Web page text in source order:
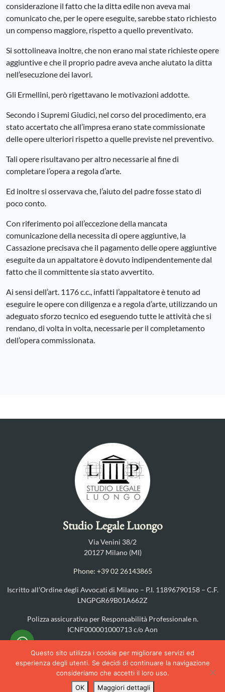
considerazione il fatto che la ditta edile non aveva mai
comunicato che, per le opere eseguite, sarebbe stato richiesto
un compenso maggiore, rispetto a quello preventivato.
Si sottolineava inoltre, che non erano mai state richieste opere
aggiuntive e che il proprio padre aveva anche aiutato la ditta
nell’esecuzione dei lavori.
Gli Ermellini, però rigettavano le motivazioni addotte.
Secondo i Supremi Giudici, nel corso del procedimento, era
stato accertato che all’impresa erano state commissionate
delle opere ulteriori rispetto a quelle previste nel preventivo.
Tali opere risultavano per altro necessarie al fine di
completare l’opera a regola d’arte.
Ed inoltre si osservava che, l’aiuto del padre fosse stato di
poco conto.
Con riferimento poi all’eccezione della mancata
comunicazione della necessita di opere aggiuntive, la
Cassazione precisava che il pagamento delle opere aggiuntive
eseguite da un appaltatore è dovuto indipendentemente dal
fatto che il committente sia stato avvertito.
Ai sensi dell’art. 1176 c.c., infatti l’appaltatore è tenuto ad
eseguire le opere con diligenza e a regola d’arte, utilizzando un
adeguato sforzo tecnico ed eseguendo tutte le attività che si
rendano, di volta in volta, necessarie per il completamento
dell’opera commissionata.
Studio Legale Luongo
Via Venini 38/2
20127 Milano (MI)
Phone: +39 02 26143865
Iscritto all’Ordine degli Avvocati di Milano – P.I. 11896790158 – C.F.
LNGPGR69B01A662Z
Polizza assicurativa per Responsabilità Professionale n.
ICNF000001000713 c/o Aon
©2025
Questo sito utilizza i cookie per migliorare servizi ed
esperienza degli utenti. Se decidi di continuare la navigazione
consideriamo che accetti il loro uso.
OK
Maggiori dettagli